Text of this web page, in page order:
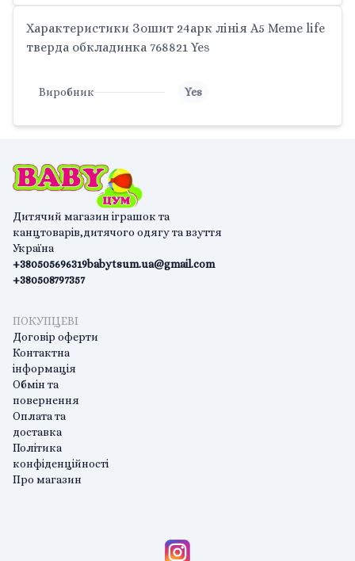
Характеристики Зошит 24арк лінія A5 Meme life
тверда обкладинка 768821 Yes
Виробник Yes
Дитячий магазин іграшок та
канцтоварів,дитячого одягу та взуття
Україна
+380505696319
+380508797357
babytsum.ua@gmail.com
ПОКУПЦЕВІ
Договір оферти
Контактна
інформація
Обмін та
повернення
Оплата та
доставка
Політика
конфіденційності
Про магазин